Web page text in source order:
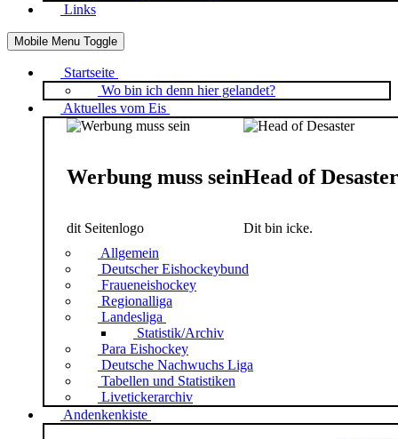
Links
Mobile Menu Toggle
Startseite
Wo bin ich denn hier gelandet?
Aktuelles vom Eis
Werbung muss sein
dit Seitenlogo
Head of Desaster
Dit bin icke.
Allgemein
Deutscher Eishockeybund
Fraueneishockey
Regionalliga
Landesliga
Statistik/Archiv
Para Eishockey
Deutsche Nachwuchs Liga
Tabellen und Statistiken
Livetickerarchiv
Andenkenkiste